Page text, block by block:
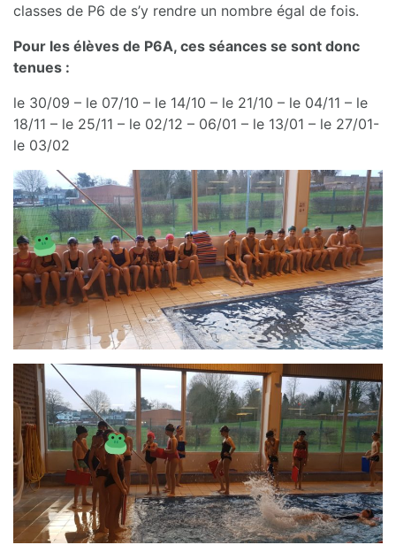
classes de P6 de s’y rendre un nombre égal de fois.
Pour les élèves de P6A, ces séances se sont donc
tenues :
le 30/09 – le 07/10 – le 14/10 – le 21/10 – le 04/11 – le
18/11 – le 25/11 – le 02/12 – 06/01 – le 13/01 – le 27/01-
le 03/02